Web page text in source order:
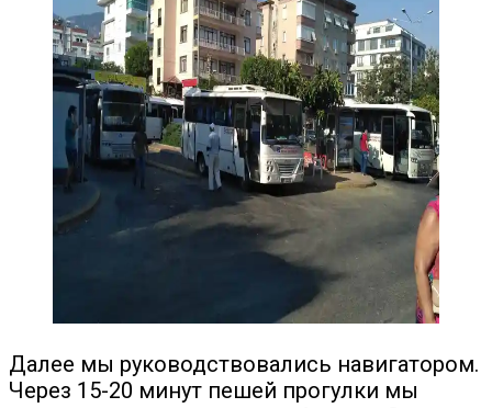
Далее мы руководствовались навигатором.
Через 15-20 минут пешей прогулки мы